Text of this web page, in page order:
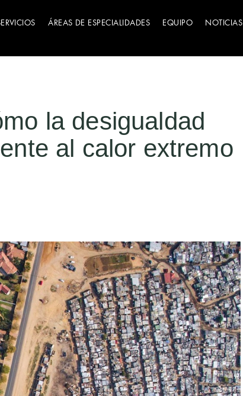
ÁREAS DE ESPECIALIDADES EQUIPO NOTICIAS
la desigualdad
al calor extremo